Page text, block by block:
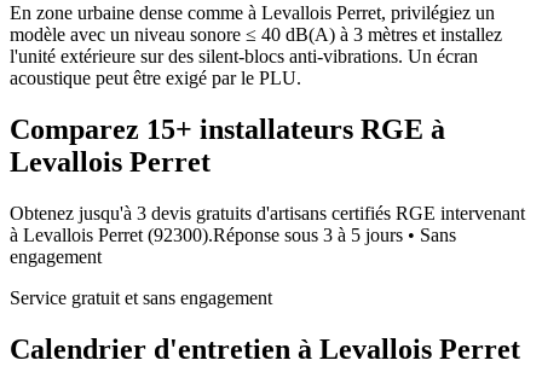
En zone urbaine dense comme à Levallois Perret, privilégiez un
modèle avec un niveau sonore ≤ 40 dB(A) à 3 mètres et installez
l'unité extérieure sur des silent-blocs anti-vibrations. Un écran
acoustique peut être exigé par le PLU.
Comparez 15+ installateurs RGE à
Levallois Perret
Obtenez jusqu'à 3 devis gratuits d'artisans certifiés RGE intervenant
à Levallois Perret (92300).Réponse sous 3 à 5 jours • Sans
engagement
Service gratuit et sans engagement
Calendrier d'entretien à Levallois Perret